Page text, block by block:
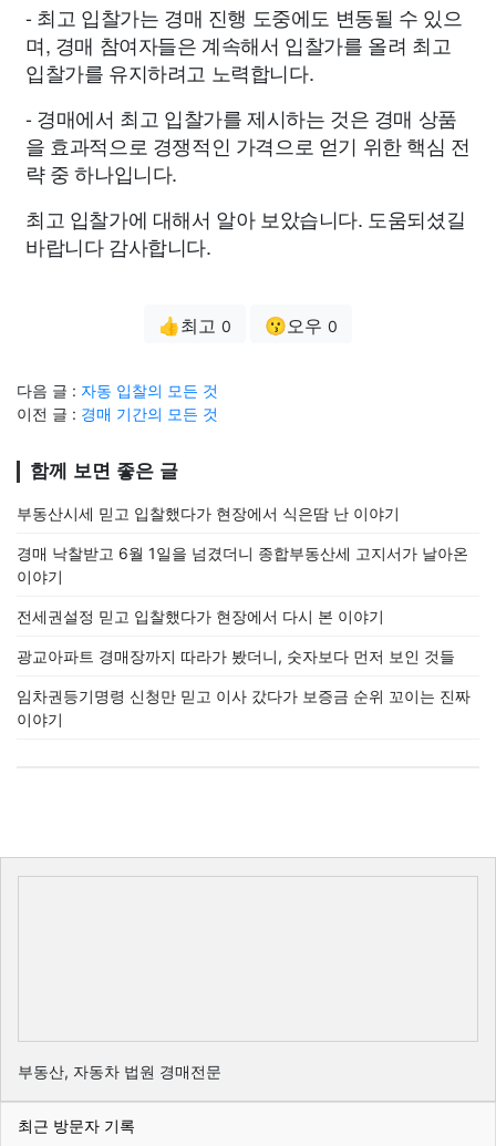
- 최고 입찰가는 경매 진행 도중에도 변동될 수 있으
며, 경매 참여자들은 계속해서 입찰가를 올려 최고
입찰가를 유지하려고 노력합니다.
- 경매에서 최고 입찰가를 제시하는 것은 경매 상품
을 효과적으로 경쟁적인 가격으로 얻기 위한 핵심 전
략 중 하나입니다.
최고 입찰가에 대해서 알아 보았습니다. 도움되셨길
바랍니다 감사합니다.
👍최고 0 😗오우 0
다음 글 : 자동 입찰의 모든 것
이전 글 : 경매 기간의 모든 것
함께 보면 좋은 글
부동산시세 믿고 입찰했다가 현장에서 식은땀 난 이야기
경매 낙찰받고 6월 1일을 넘겼더니 종합부동산세 고지서가 날아온
이야기
전세권설정 믿고 입찰했다가 현장에서 다시 본 이야기
광교아파트 경매장까지 따라가 봤더니, 숫자보다 먼저 보인 것들
임차권등기명령 신청만 믿고 이사 갔다가 보증금 순위 꼬이는 진짜
이야기
부동산, 자동차 법원 경매전문
최근 방문자 기록